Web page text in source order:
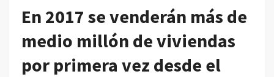
En 2017 se venderán más de
medio millón de viviendas
por primera vez desde el